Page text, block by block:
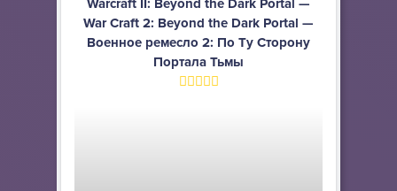
War Craft 2: Beyond the Dark Portal —
Военное ремесло 2: По Ту Сторону
Портала Тьмы